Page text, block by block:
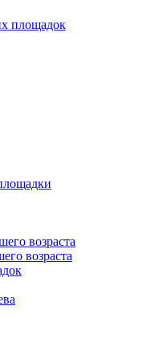
площадок
возраста
возраста